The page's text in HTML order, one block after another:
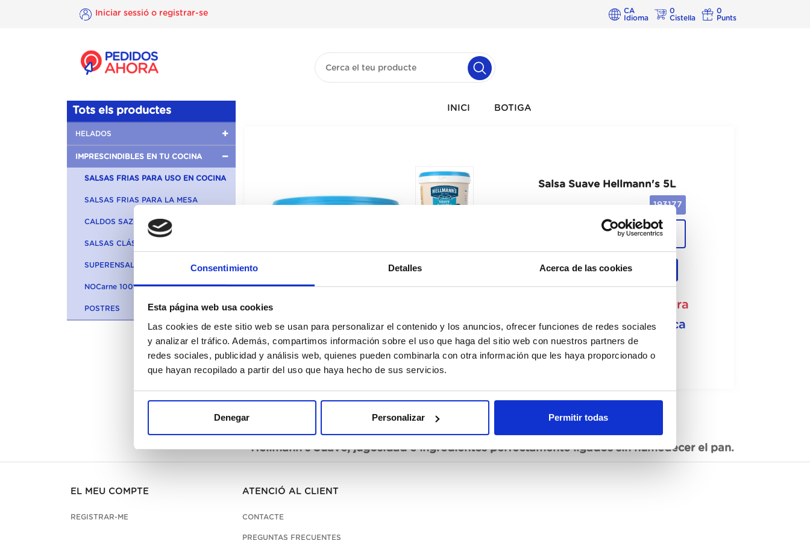
Consentimiento Detalles Acerca de las cookies
Esta página web usa cookies
Las cookies de este sitio web se usan para personalizar el contenido y los anuncios, ofrecer funciones de redes sociales
y analizar el tráfico. Además, compartimos información sobre el uso que haga del sitio web con nuestros partners de
redes sociales, publicidad y análisis web, quienes pueden combinarla con otra información que les haya proporcionado o
que hayan recopilado a partir del uso que haya hecho de sus servicios.
Denegar Personalizar Permitir todas
Iniciar sessió o registrar-se
CA
Idioma
0
Cistella
0
Punts
Tots els productes
HELADOS
IMPRESCINDIBLES EN TU COCINA
SALSAS FRIAS PARA USO EN COCINA
SALSAS FRIAS PARA LA MESA
CALDOS SAZONADORES
SALSAS CLÁSICAS
SUPERENSALADAS Y PRIMERBAS
NOCarne 100% VEGETARIANA
POSTRES
INICI BOTIGA
Salsa Suave Hellmann's 5L
193177
Cajas
Registrar-me
No disponible, sol·licita ara
Fitxa tècnica
Descripció
Hellmann’s Suave, jugosidad e ingredientes perfectamente ligados sin humedecer el pan.
EL MEU COMPTE
REGISTRAR-ME
ATENCIÓ AL CLIENT
CONTACTE
PREGUNTAS FRECUENTES